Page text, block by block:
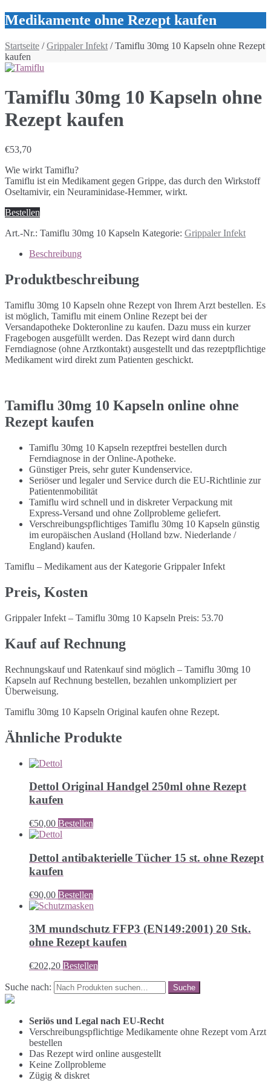
Medikamente ohne Rezept kaufen
Startseite /Grippaler Infekt / Tamiflu 30mg 10 Kapseln ohne Rezept
kaufen
Tamiflu 30mg 10 Kapseln ohne
Rezept kaufen
€53,70
Wie wirkt Tamiflu?
Tamiflu ist ein Medikament gegen Grippe, das durch den Wirkstoff
Oseltamivir, ein Neuraminidase-Hemmer, wirkt.
Bestellen
Art.-Nr.: Tamiflu 30mg 10 Kapseln Kategorie: Grippaler Infekt
Beschreibung
Produktbeschreibung
Tamiflu 30mg 10 Kapseln ohne Rezept von Ihrem Arzt bestellen. Es
ist möglich, Tamiflu mit einem Online Rezept bei der
Versandapotheke Dokteronline zu kaufen. Dazu muss ein kurzer
Fragebogen ausgefüllt werden. Das Rezept wird dann durch
Ferndiagnose (ohne Arztkontakt) ausgestellt und das rezeptpflichtige
Medikament wird direkt zum Patienten geschickt.
Tamiflu 30mg 10 Kapseln online ohne
Rezept kaufen
Tamiflu 30mg 10 Kapseln rezeptfrei bestellen durch
Ferndiagnose in der Online-Apotheke.
Günstiger Preis, sehr guter Kundenservice.
Seriöser und legaler und Service durch die EU-Richtlinie zur
Patientenmobilität
Tamiflu wird schnell und in diskreter Verpackung mit
Express-Versand und ohne Zollprobleme geliefert.
Verschreibungspflichtiges Tamiflu 30mg 10 Kapseln günstig
im europäischen Ausland (Holland bzw. Niederlande /
England) kaufen.
Tamiflu – Medikament aus der Kategorie Grippaler Infekt
Preis, Kosten
Grippaler Infekt – Tamiflu 30mg 10 Kapseln Preis: 53.70
Kauf auf Rechnung
Rechnungskauf und Ratenkauf sind möglich – Tamiflu 30mg 10
Kapseln auf Rechnung bestellen, bezahlen unkompliziert per
Überweisung.
Tamiflu 30mg 10 Kapseln Original kaufen ohne Rezept.
Ähnliche Produkte
Dettol Original Handgel 250ml ohne Rezept
kaufen
€50,00 Bestellen
Dettol antibakterielle Tücher 15 st. ohne Rezept
kaufen
€90,00 Bestellen
3M mundschutz FFP3 (EN149:2001) 20 Stk.
ohne Rezept kaufen
€202,20 Bestellen
Suche nach:
Seriös und Legal nach EU-Recht
Verschreibungspflichtige Medikamente ohne Rezept vom Arzt
bestellen
Das Rezept wird online ausgestellt
Keine Zollprobleme
Zügig & diskret